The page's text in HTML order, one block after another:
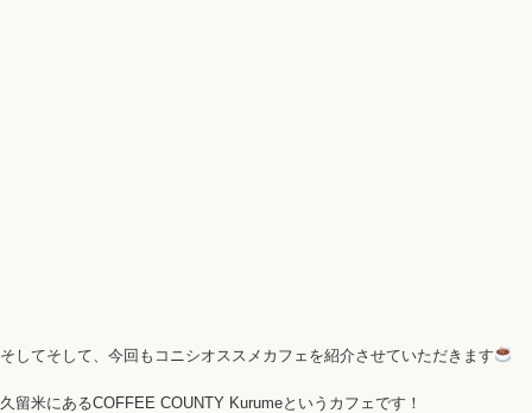
そしてそして、今回もコニシオススメカフェを紹介させていただきます
久留米にあるCOFFEE COUNTY Kurumeというカフェです！